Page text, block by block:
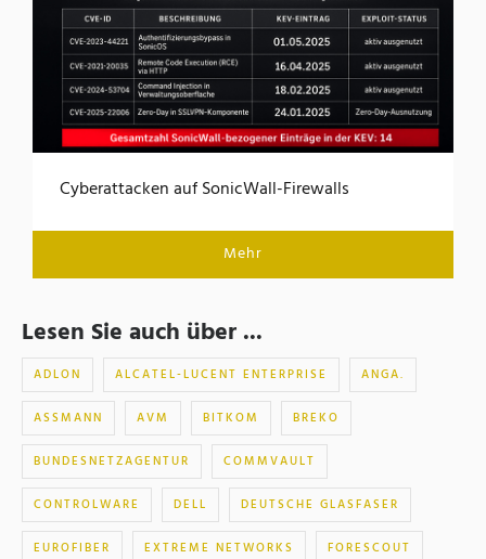
Cyberattacken auf SonicWall-Firewalls
Mehr
Lesen Sie auch über ...
ADLON ALCATEL-LUCENT ENTERPRISE ANGA.
ASSMANN AVM BITKOM BREKO
BUNDESNETZAGENTUR COMMVAULT
CONTROLWARE DELL DEUTSCHE GLASFASER
EUROFIBER EXTREME NETWORKS FORESCOUT